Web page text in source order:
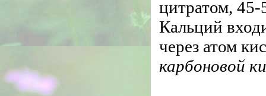
цитратом,
Кальций
через атом
карбоновой